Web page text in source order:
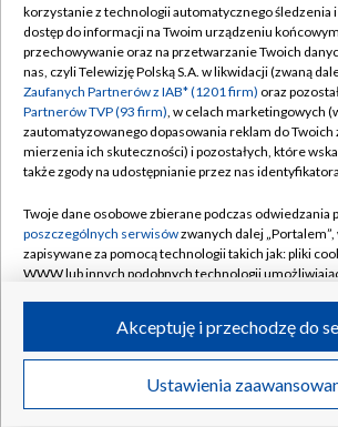
TVP
Abonament TVP
Emisja w TVP
Centrum informacji TVP
Naziemna Telewizja Cyfrowa
Rada Programowa
System NOS
Informacje o nadawcy
Program dla prasy
Ogłoszenie przetargowe
Regulamin TVP
Polityka prywatności
Moje zgody
Pomoc
Kontakt
Kanały
©2026 Telewizja Polska S.A. w
korzystanie z technologii automatycznego śledzenia
dostęp do informacji na Twoim urządzeniu
przechowywanie oraz na przetwarzanie Twoich
nas, czyli Telewizję Polską S.A. w likwidacji (zwaną
Zaufanych Partnerów z IAB* (1201 firm) oraz
Partnerów TVP (93 firm), w celach marketingowych
zautomatyzowanego dopasowania reklam do
mierzenia ich skuteczności) i pozostałych, które
także zgody na udostępnianie przez nas
Twoje dane osobowe zbierane podczas odwiedzania
poszczególnych serwisówzwanych dalej
zapisywane za pomocą technologii takich jak: pliki
WWW lub innych podobnych technologii
ruchu w Internecie.
Twoje dane osobowe zbierane podczas odwiedzania
poszczególnych serwisówna Portalu, takie jak adresy
Ustawienia
Akceptuję i przechodzę do